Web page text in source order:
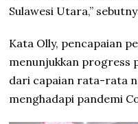
Sulawesi Utara,”
Kata Olly, pencapaian
menunjukkan progress
dari capaian rata-rata
menghadapi pandemi